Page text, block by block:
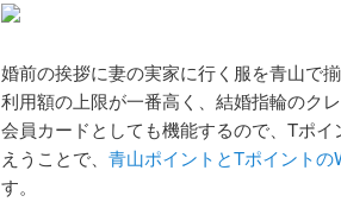
婚前の挨拶に妻の実家に行く服を青山で
利用額の上限が一番高く、結婚指輪のク
会員カードとしても機能するので、Tポ
えうことで、青山ポイントとTポイントの
す。